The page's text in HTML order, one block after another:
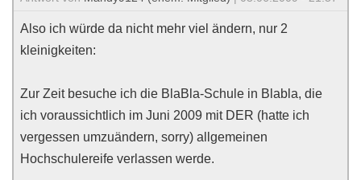
Also ich würde da nicht mehr viel ändern, nur 2
kleinigkeiten:
Zur Zeit besuche ich die BlaBla-Schule in Blabla, die
ich voraussichtlich im Juni 2009 mit DER (hatte ich
vergessen umzuändern, sorry) allgemeinen
Hochschulereife verlassen werde.